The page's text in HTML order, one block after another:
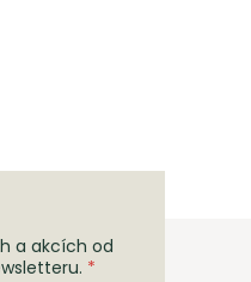
a akcích od